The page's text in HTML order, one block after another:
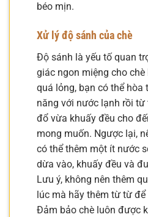
béo mịn.
Xử lý độ sánh của chè
Độ sánh là yếu tố quan
giác ngon miệng cho chè
quá lỏng, bạn có thể hòa
năng với nước lạnh rồi
đổ vừa khuấy đều cho
mong muốn. Ngược lại,
có thể thêm một ít nước
dừa vào, khuấy đều và
Lưu ý, không nên thêm
lúc mà hãy thêm từ từ
Đảm bảo chè luôn được